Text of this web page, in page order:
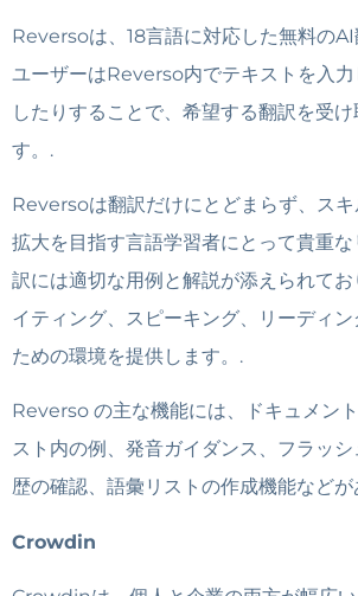
Reversoは、18言語に対応した無料のAI
ユーザーはReverso内でテキストを入
したりすることで、希望する翻訳を受
す。.
Reversoは翻訳だけにとどまらず、ス
拡大を目指す言語学習者にとって貴重
訳には適切な用例と解説が添えられて
イティング、スピーキング、リーディ
ための環境を提供します。.
Reverso の主な機能には、ドキュメン
スト内の例、発音ガイダンス、フラッ
歴の確認、語彙リストの作成機能など
Crowdin